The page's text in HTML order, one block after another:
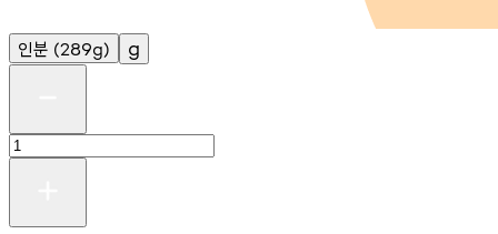
인분 (289g) g